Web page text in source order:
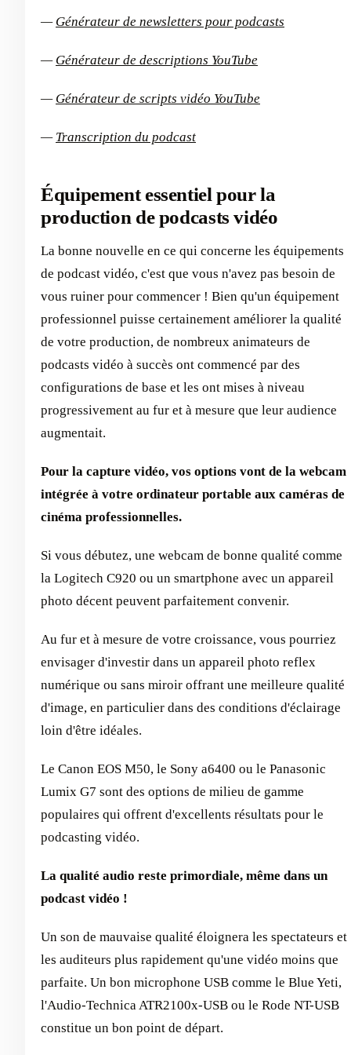
— Générateur de newsletters pour podcasts
— Générateur de descriptions YouTube
— Générateur de scripts vidéo YouTube
— Transcription du podcast
Équipement essentiel pour la
production de podcasts vidéo
La bonne nouvelle en ce qui concerne les équipements
de podcast vidéo, c'est que vous n'avez pas besoin de
vous ruiner pour commencer ! Bien qu'un équipement
professionnel puisse certainement améliorer la qualité
de votre production, de nombreux animateurs de
podcasts vidéo à succès ont commencé par des
configurations de base et les ont mises à niveau
progressivement au fur et à mesure que leur audience
augmentait.
Pour la capture vidéo, vos options vont de la webcam
intégrée à votre ordinateur portable aux caméras de
cinéma professionnelles.
Si vous débutez, une webcam de bonne qualité comme
la Logitech C920 ou un smartphone avec un appareil
photo décent peuvent parfaitement convenir.
Au fur et à mesure de votre croissance, vous pourriez
envisager d'investir dans un appareil photo reflex
numérique ou sans miroir offrant une meilleure qualité
d'image, en particulier dans des conditions d'éclairage
loin d'être idéales.
Le Canon EOS M50, le Sony a6400 ou le Panasonic
Lumix G7 sont des options de milieu de gamme
populaires qui offrent d'excellents résultats pour le
podcasting vidéo.
La qualité audio reste primordiale, même dans un
podcast vidéo !
Un son de mauvaise qualité éloignera les spectateurs et
les auditeurs plus rapidement qu'une vidéo moins que
parfaite. Un bon microphone USB comme le Blue Yeti,
l'Audio-Technica ATR2100x-USB ou le Rode NT-USB
constitue un bon point de départ.